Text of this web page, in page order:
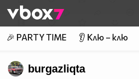
👾
🎉 PARTY TIME 👂 Клю – клю
burgazliqta